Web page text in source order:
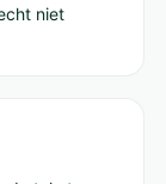
niet